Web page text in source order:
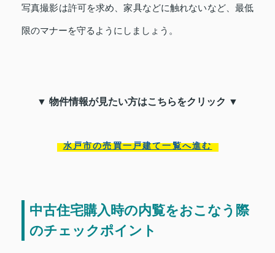
写真撮影は許可を求め、家具などに触れないなど、最低
限のマナーを守るようにしましょう。
▼ 物件情報が見たい方はこちらをクリック ▼
水戸市の売買一戸建て一覧へ進む
中古住宅購入時の内覧をおこなう際
のチェックポイント